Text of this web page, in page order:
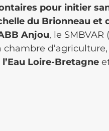
pour initier
du Brionneau et
Anjou, le
chambre
Loire-Bretagne